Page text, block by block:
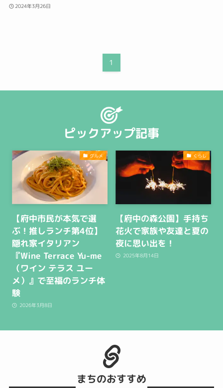
2024年3月26日
1
ピックアップ記事
グルメ
【府中市民が本気で選
ぶ！推しランチ第4位】
隠れ家イタリアン
『Wine Terrace Yu-me
（ワイン テラス ユー
メ）』で至福のランチ体
験
2026年3月8日
くらし
【府中の森公園】手持ち
花火で家族や友達と夏の
夜に思い出を！
2025年8月14日
まちのおすすめ